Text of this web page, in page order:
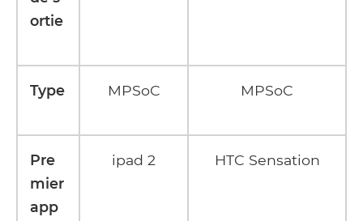
ortie
Type MPSoC MPSoC
Pre
mier
app
ipad 2 HTC Sensation